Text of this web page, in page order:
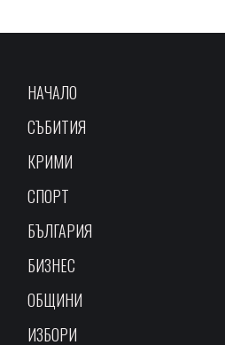
НАЧАЛО
СЪБИТИЯ
КРИМИ
СПОРТ
БЪЛГАРИЯ
БИЗНЕС
ОБЩИНИ
ИЗБОРИ